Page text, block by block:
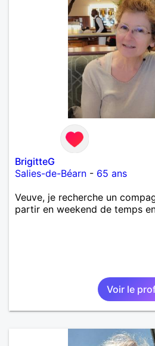
BrigitteG
Salies-de-Béarn - 65 ans
Veuve, je recherche un
partir en weekend de temps
Voir le